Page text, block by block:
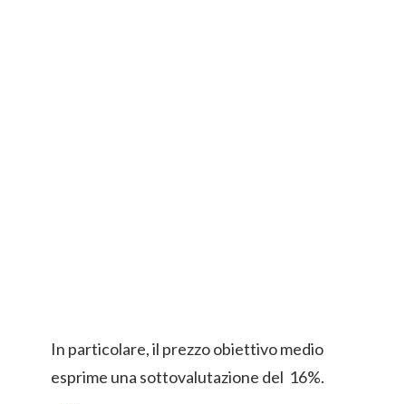
In particolare, il prezzo obiettivo medio
esprime una sottovalutazione del 16%.